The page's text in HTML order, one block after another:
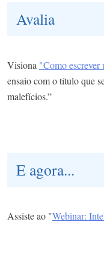
Avalia
Visiona "Como
ensaio com o título que
malefícios.”
E agora...
Assiste ao "Webinar: